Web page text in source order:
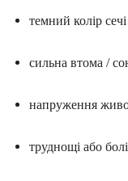
темний колір
сильна втома /
напруження
труднощі або